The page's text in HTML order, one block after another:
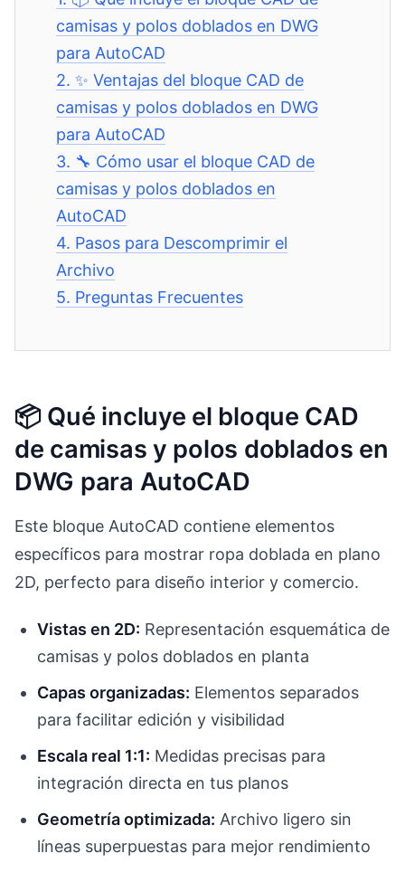
camisas y polos doblados en DWG
para AutoCAD
2.✨ Ventajas del bloque CAD de
camisas y polos doblados en DWG
para AutoCAD
3. 🔧 Cómo usar el bloque CAD de
camisas y polos doblados en
AutoCAD
4. Pasos para Descomprimir el
Archivo
5. Preguntas Frecuentes
📦 Qué incluye el bloque CAD
de camisas y polos doblados en
DWG para AutoCAD
Este bloque AutoCAD contiene elementos
específicos para mostrar ropa doblada en plano
2D, perfecto para diseño interior y comercio.
Vistas en 2D: Representación esquemática de
camisas y polos doblados en planta
Capas organizadas: Elementos separados
para facilitar edición y visibilidad
Escala real 1:1: Medidas precisas para
integración directa en tus planos
Geometría optimizada: Archivo ligero sin
líneas superpuestas para mejor rendimiento